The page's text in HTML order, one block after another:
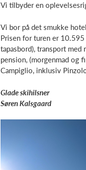
Vi tilbyder en
Vi bor på det smukke
Prisen for turen er
tapasbord), transport med
pension, (morgenmad og
Campiglio, inklusiv
Glade skihilsner
Søren Kalsgaard